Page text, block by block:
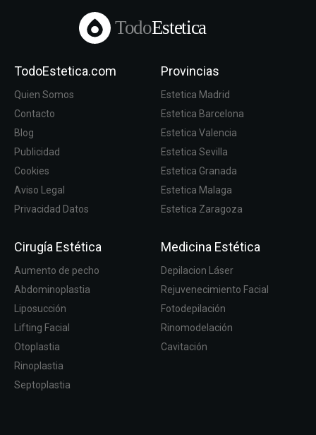
TodoEstetica
TodoEstetica.com
Quien Somos
Contacto
Blog
Publicidad
Cookies
Aviso Legal
Privacidad Datos
Provincias
Estetica Madrid
Estetica Barcelona
Estetica Valencia
Estetica Sevilla
Estetica Granada
Estetica Malaga
Estetica Zaragoza
Cirugía Estética
Aumento de pecho
Abdominoplastia
Liposucción
Lifting Facial
Otoplastia
Rinoplastia
Septoplastia
Medicina Estética
Depilacion Láser
Rejuvenecimiento Facial
Fotodepilación
Rinomodelación
Cavitación